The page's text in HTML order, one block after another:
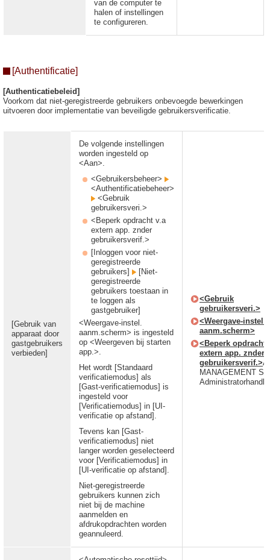
van de computer te
halen of instellingen
te configureren.
[Authentificatie]
[Authenticatiebeleid]
Voorkom dat niet-geregistreerde gebruikers onbevoegde bewerkingen
uitvoeren door implementatie van beveiligde gebruikersverificatie.
[Gebruik van
apparaat door
gastgebruikers
verbieden]
De volgende instellingen
worden ingesteld op
<Aan>.
<Gebruikersbeheer>
<Authentificatiebeheer>
<Gebruik
gebruikersveri.>
<Beperk opdracht v.a
extern app. znder
gebruikersverif.>
[Inloggen voor niet-
geregistreerde
gebruikers]
[Niet-
geregistreerde
gebruikers toestaan in
te loggen als
gastgebruiker]
<Weergave-instel.
aanm.scherm> is ingesteld
op <Weergeven bij starten
app.>.
Het wordt [Standaard
verificatiemodus] als
[Gast-verificatiemodus] is
ingesteld voor
[Verificatiemodus] in [UI-
verificatie op afstand].
Tevens kan [Gast-
verificatiemodus] niet
langer worden geselecteerd
voor [Verificatiemodus] in
[UI-verificatie op afstand].
Niet-geregistreerde
gebruikers kunnen zich
niet bij de machine
aanmelden en
afdrukopdrachten worden
geannuleerd.
<Gebruik
gebruikersveri.>
<Weergave-instel.
aanm.scherm>
<Beperk opdracht
extern app. znder
gebruikersverif.>
MANAGEMENT